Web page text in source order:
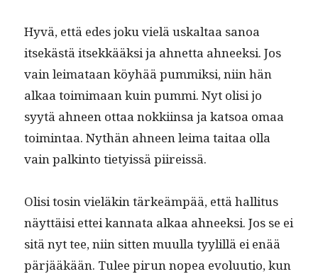
Hyvä, että edes joku vielä uskaltaa sanoa
itsekästä itsekkääk­si ja ahnet­ta ahneek­si. Jos
vain leimataan köy­hää pum­mik­si, niin hän
alkaa toim­i­maan kuin pum­mi. Nyt olisi jo
syytä ahneen ottaa nokki­in­sa ja kat­soa omaa
toim­intaa. Nythän ahneen leima taitaa olla
vain palk­in­to tietyis­sä piireissä.
Olisi tosin vieläkin tärkeäm­pää, että hal­li­tus
näyt­täisi ettei kan­na­ta alkaa ahneek­si. Jos se ei
sitä nyt tee, niin sit­ten muul­la tyylil­lä ei enää
pär­jääkään. Tulee pirun nopea evoluu­tio, kun